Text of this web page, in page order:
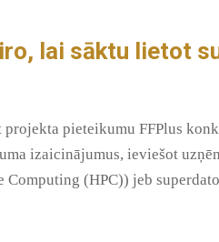
lai sāktu lietot
pieteikumu FFPlus
izaicinājumus, ieviešot
(HPC)) jeb